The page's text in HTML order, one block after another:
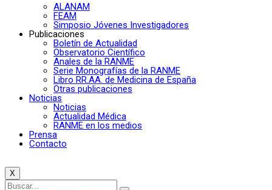
ALANAM
FEAM
Simposio Jóvenes Investigadores
Publicaciones
Boletín de Actualidad
Observatorio Científico
Anales de la RANME
Serie Monografías de la RANME
Libro RR.AA. de Medicina de España
Otras publicaciones
Noticias
Noticias
Actualidad Médica
RANME en los medios
Prensa
Contacto
X